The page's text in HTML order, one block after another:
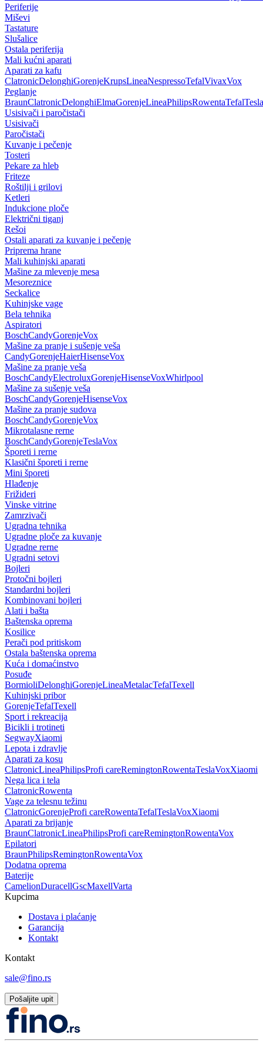
Periferije
Miševi
Tastature
Slušalice
Ostala periferija
Mali kućni aparati
Aparati za kafu
ClatronicDelonghiGorenjeKrupsLineaNespressoTefalVivaxVox
Peglanje
BraunClatronicDelonghiElmaGorenjeLineaPhilipsRowentaTefalTesla
Usisivači i paročistači
Usisivači
Paročistači
Kuvanje i pečenje
Tosteri
Pekare za hleb
Friteze
Roštilji i grilovi
Ketleri
Indukcione ploče
Električni tiganj
Rešoi
Ostali aparati za kuvanje i pečenje
Priprema hrane
Mali kuhinjski aparati
Mašine za mlevenje mesa
Mesoreznice
Seckalice
Kuhinjske vage
Bela tehnika
Aspiratori
BoschCandyGorenjeVox
Mašine za pranje i sušenje veša
CandyGorenjeHaierHisenseVox
Mašine za pranje veša
BoschCandyElectroluxGorenjeHisenseVoxWhirlpool
Mašine za sušenje veša
BoschCandyGorenjeHisenseVox
Mašine za pranje sudova
BoschCandyGorenjeVox
Mikrotalasne rerne
BoschCandyGorenjeTeslaVox
Šporeti i rerne
Klasični šporeti i rerne
Mini šporeti
Hlađenje
Frižideri
Vinske vitrine
Zamrzivači
Ugradna tehnika
Ugradne ploče za kuvanje
Ugradne rerne
Ugradni setovi
Bojleri
Protočni bojleri
Standardni bojleri
Kombinovani bojleri
Alati i bašta
Baštenska oprema
Kosilice
Perači pod pritiskom
Ostala baštenska oprema
Kuća i domaćinstvo
Posuđe
BormioliDelonghiGorenjeLineaMetalacTefalTexell
Kuhinjski pribor
GorenjeTefalTexell
Sport i rekreacija
Bicikli i trotineti
SegwayXiaomi
Lepota i zdravlje
Aparati za kosu
ClatronicLineaPhilipsProfi careRemingtonRowentaTeslaVoxXiaomi
Nega lica i tela
ClatronicRowenta
Vage za telesnu težinu
ClatronicGorenjeProfi careRowentaTefalTeslaVoxXiaomi
Aparati za brijanje
BraunClatronicLineaPhilipsProfi careRemingtonRowentaVox
Epilatori
BraunPhilipsRemingtonRowentaVox
Dodatna oprema
Baterije
CamelionDuracellGscMaxellVarta
Kupcima
Dostava i plaćanje
Garancija
Kontakt
Kontakt
sale@fino.rs
Pošaljite upit